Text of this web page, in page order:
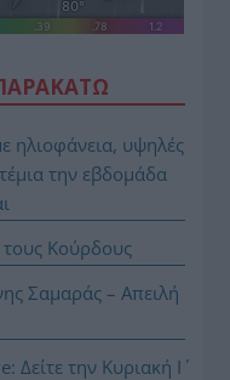
ηλιοφάνεια, υψηλές
την εβδομάδα
τους Κούρδους
Σαμαράς – Απειλή
την Κυριακή Ι΄